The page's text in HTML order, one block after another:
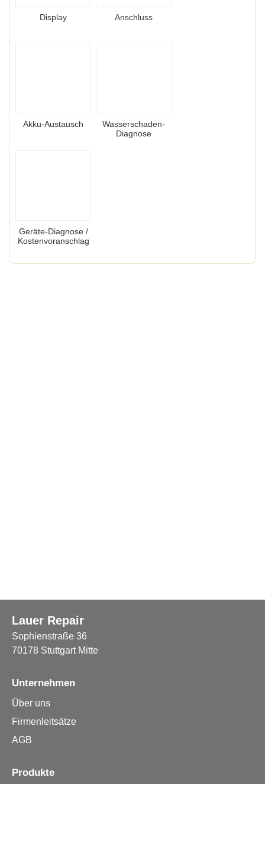
Display Anschluss
Akku-Austausch
Wasserschaden-
Diagnose
Geräte-Diagnose /
Kostenvoranschlag
Lauer Repair
Sophienstraße 36
70178 Stuttgart Mitte
Unternehmen
Über uns
Firmenleitsätze
AGB
Produkte